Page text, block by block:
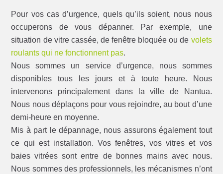
Pour vos cas d’urgence, quels qu’ils soient, nous nous
occuperons de vous dépanner. Par exemple, une
situation de vitre cassée, de fenêtre bloquée ou de volets
roulants qui ne fonctionnent pas.
Nous sommes un service d’urgence, nous sommes
disponibles tous les jours et à toute heure. Nous
intervenons principalement dans la ville de Nantua.
Nous nous déplaçons pour vous rejoindre, au bout d’une
demi-heure en moyenne.
Mis à part le dépannage, nous assurons également tout
ce qui est installation. Vos fenêtres, vos vitres et vos
baies vitrées sont entre de bonnes mains avec nous.
Nous sommes des professionnels, les mécanismes n’ont